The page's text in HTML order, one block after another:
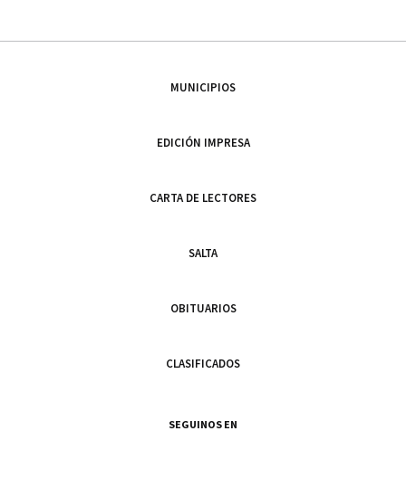
MUNICIPIOS
EDICIÓN IMPRESA
CARTA DE LECTORES
SALTA
OBITUARIOS
CLASIFICADOS
SEGUINOS EN